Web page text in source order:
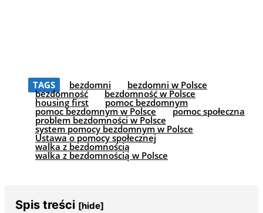
TAGS bezdomni bezdomni w Polsce
bezdomność bezdomność w Polsce
housing first pomoc bezdomnym
pomoc bezdomnym w Polsce pomoc społeczna
problem bezdomności w Polsce
system pomocy bezdomnym w Polsce
Ustawa o pomocy społecznej
walka z bezdomnością
walka z bezdomnością w Polsce
Spis treści [hide]